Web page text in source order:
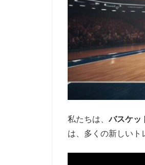
私たちは、バスケッ
は、多くの新しいト